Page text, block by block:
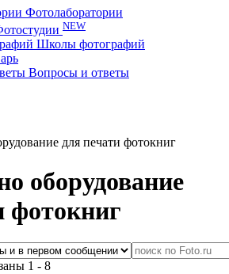
Фотолаборатории
NEW
Школы фотографий
Вопросы и ответы
для печати фотокниг
оборудование
фотокниг
1 - 8